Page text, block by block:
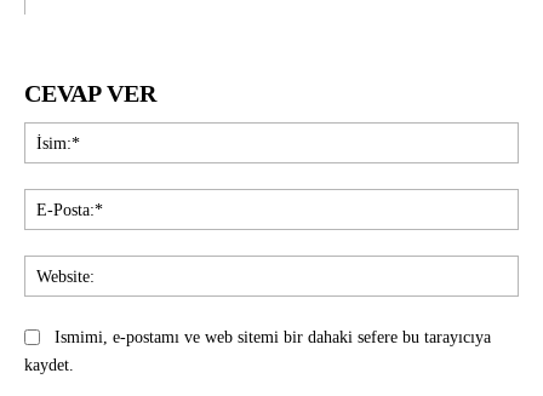
CEVAP VER
Ismimi, e-postamı ve web sitemi bir dahaki sefere bu tarayıcıya
kaydet.